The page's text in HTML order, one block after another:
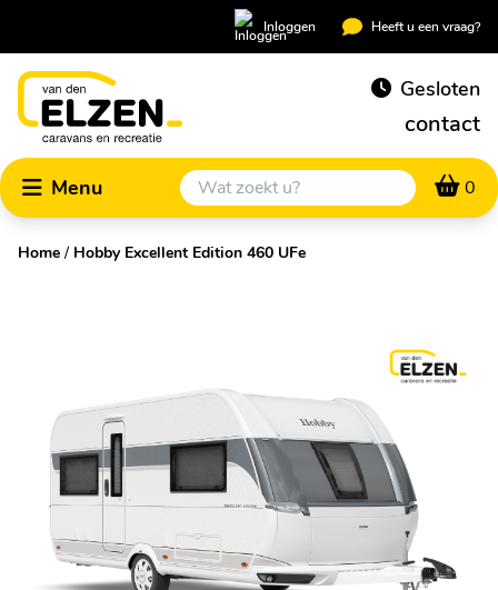
Inloggen Heeft u een vraag?
Gesloten
contact
Menu 0
Home / Hobby Excellent Edition 460 UFe